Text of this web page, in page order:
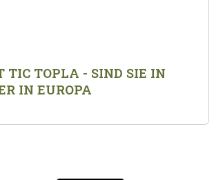
TIC TOPLA - SIND SIE IN
IN EUROPA